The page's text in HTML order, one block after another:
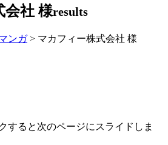
会社 様results
ンガ> マカフィー株式会社 様
すると次のページにスライドしま